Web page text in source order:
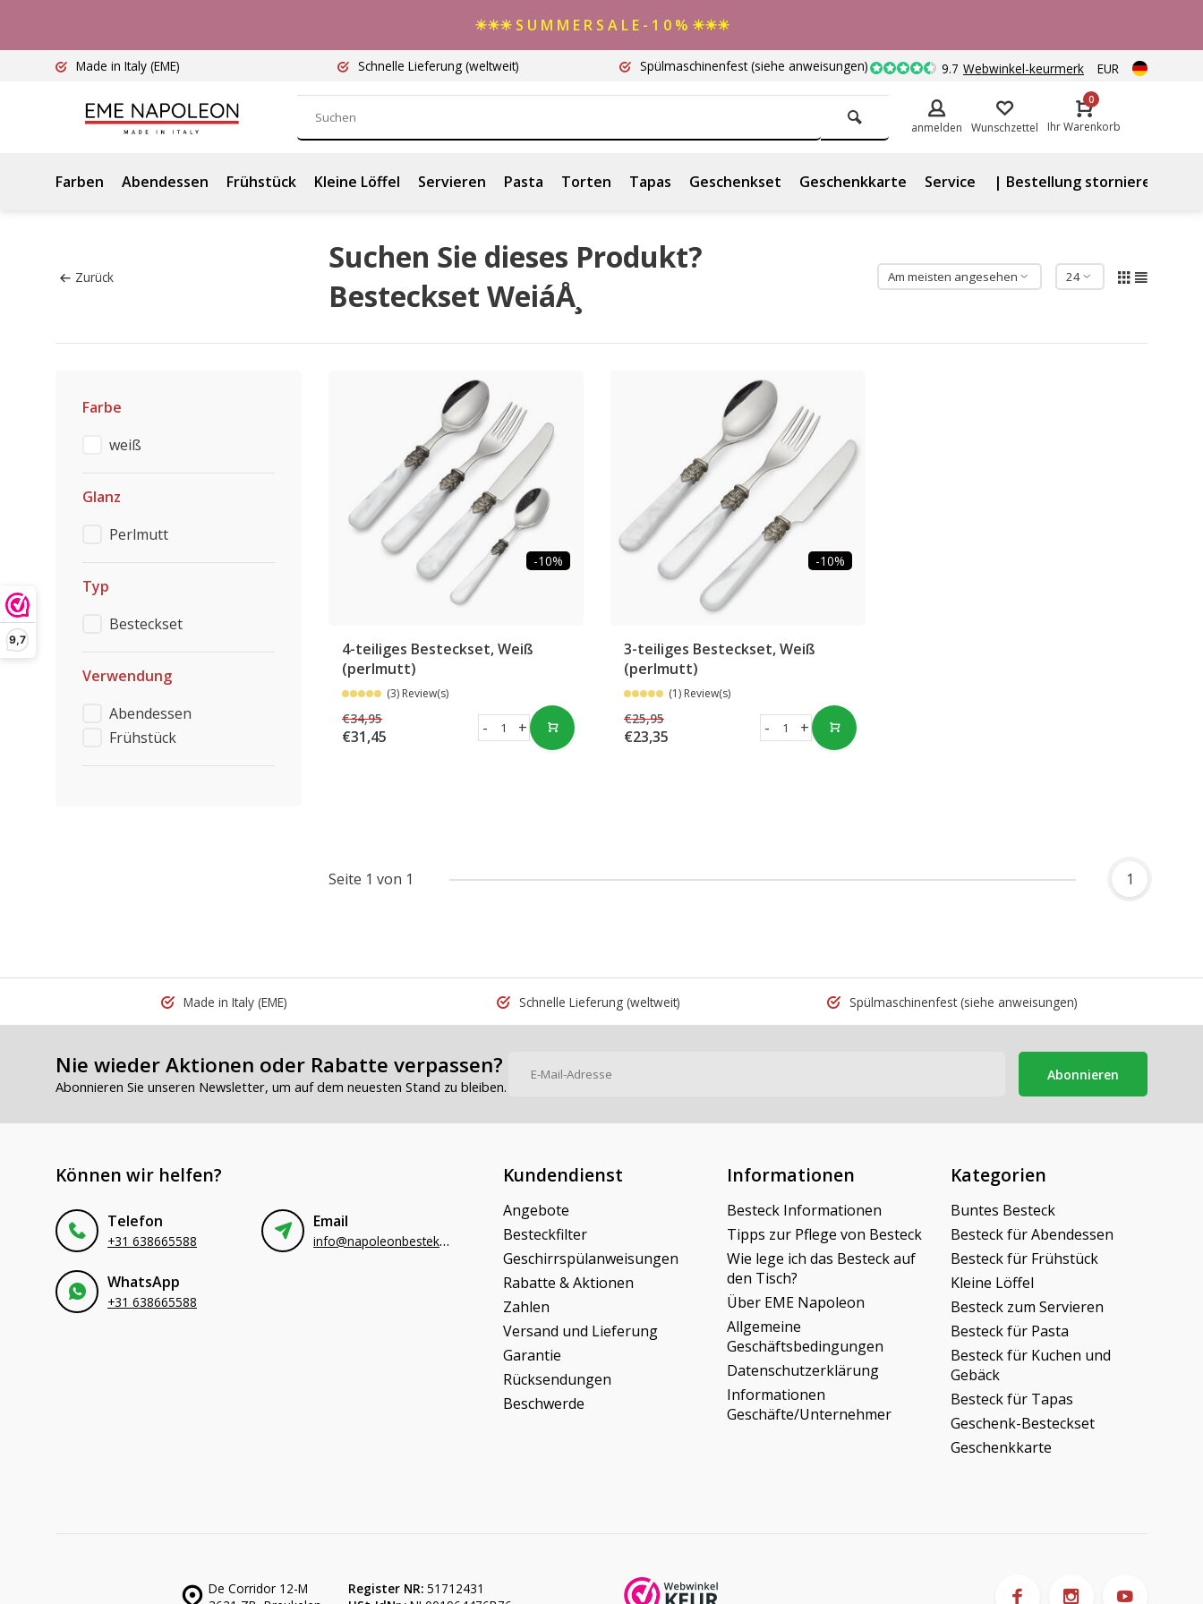
9,7
☀☀☀ S U M M E R S A L E - 1 0 % ☀☀☀
Made in Italy (EME) Schnelle Lieferung (weltweit) Spülmaschinenfest(siehe anweisungen) 9.7 Webwinkel-keurmerk EUR
anmelden Wunschzettel
0
Ihr Warenkorb
Farben Abendessen Frühstück Kleine Löffel Servieren Pasta Torten Tapas Geschenkset Geschenkkarte Service | Bestellung stornieren
Zurück
Suchen Sie dieses Produkt?
Besteckset WeiáÅ¸
Farbe
weiß
Glanz
Perlmutt
Typ
Besteckset
Verwendung
Abendessen
Frühstück
-10%
4-teiliges Besteckset, Weiß
(perlmutt)
(3) Review(s)
€34,95
€31,45 +
-
-10%
3-teiliges Besteckset, Weiß
(perlmutt)
(1) Review(s)
€25,95
€23,35 +
-
Seite 1 von 1 1
Made in Italy (EME) Schnelle Lieferung (weltweit) Spülmaschinenfest(siehe anweisungen)
Nie wieder Aktionen oder Rabatte verpassen?
Abonnieren Sie unseren Newsletter, um auf dem neuesten Stand zu bleiben.
Abonnieren
Können wir helfen?
Telefon
+31 638665588
Email
info@napoleonbestek.nl
WhatsApp
+31 638665588
Kundendienst
Angebote
Besteckfilter
Geschirrspülanweisungen
Rabatte & Aktionen
Zahlen
Versand und Lieferung
Garantie
Rücksendungen
Beschwerde
Informationen
Besteck Informationen
Tipps zur Pflege von Besteck
Wie lege ich das Besteck auf
den Tisch?
Über EME Napoleon
Allgemeine
Geschäftsbedingungen
Datenschutzerklärung
Informationen
Geschäfte/Unternehmer
Kategorien
Buntes Besteck
Besteck für Abendessen
Besteck für Frühstück
Kleine Löffel
Besteck zum Servieren
Besteck für Pasta
Besteck für Kuchen und
Gebäck
Besteck für Tapas
Geschenk-Besteckset
Geschenkkarte
De Corridor 12-M
Register NR: 51712431